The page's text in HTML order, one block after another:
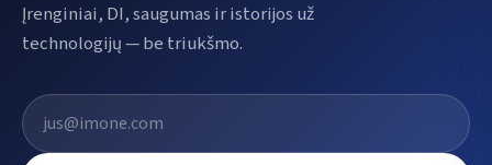
Įrenginiai, DI, saugumas ir istorijos už
technologijų — be triukšmo.
El. pašto adresas